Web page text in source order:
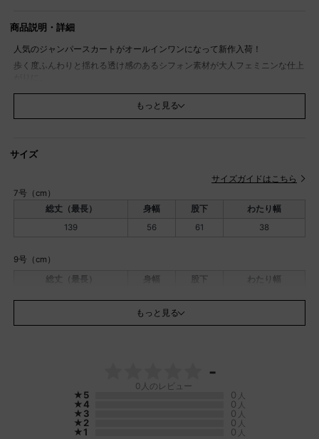
商品説明・詳細
人気のジャンパースカートがオールインワンになって新作入荷！
歩く度ふんわりと揺れる透け感のあるシフォン素材が大人フェミニンな仕上
１枚で都会的なパンツスタイルのこなれたスタイリングが叶うアイテム。
レースアップデザインになったバックスタイルもデザインのポイント。
モデル：162cm
より実際の商品と色味が異なる場合がございます。一番実物に近いお色味は
生地画像でございます。
本体 ポリエステル：100％
家庭洗濯
手洗い可
もっと見る
サイズ
サイズガイドはこちら
7号（cm）
総丈（最長）
身幅 股下
わたり幅
139
56 61 38
9号（cm）
総丈（最長）
身幅 股下
わたり幅
144
58 65
39
もっと見る
-
0 人のレビュー
★5 0 人
★4 0 人
★3 0 人
★2 0 人
★1 0 人